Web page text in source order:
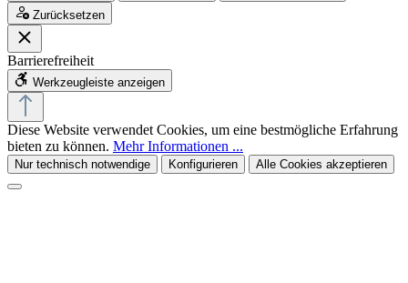
Zurücksetzen
Barrierefreiheit
Werkzeugleiste anzeigen
Diese Website verwendet Cookies, um eine bestmögliche Erfahrung
bieten zu können. Mehr Informationen ...
Nur technisch notwendige Konfigurieren Alle Cookies akzeptieren